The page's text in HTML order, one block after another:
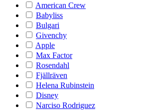
American Crew
Babyliss
Bulgari
Givenchy
Apple
Max Factor
Rosendahl
Fjällräven
Helena Rubinstein
Disney
Narciso Rodriguez